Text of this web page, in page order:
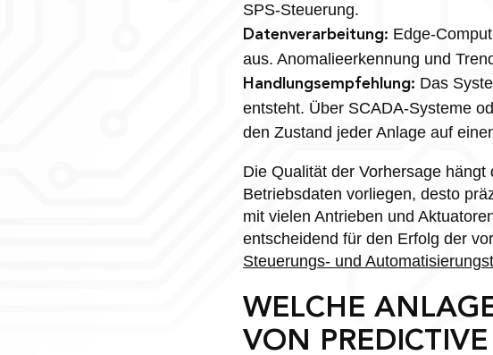
SPS-Steuerung.
Datenverarbeitung: Edge-
aus. Anomalieerkennung und
Handlungsempfehlung: Das
entsteht. Über SCADA-Systeme
den Zustand jeder Anlage auf
Die Qualität der Vorhersage
Betriebsdaten vorliegen, desto
mit vielen Antrieben und
entscheidend für den Erfolg der
Steuerungs- und
WELCHE
VON